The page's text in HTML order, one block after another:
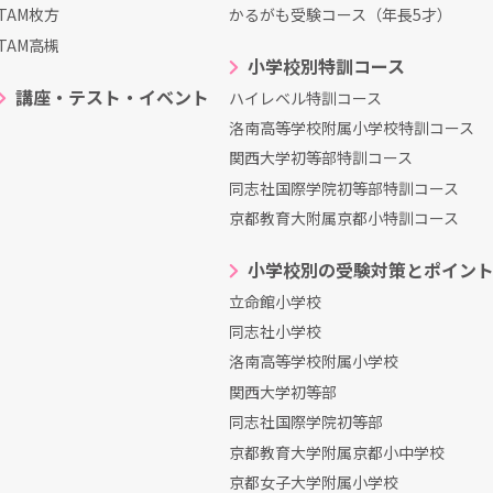
枚方
高槻
講座・テスト・イベント
かるがも受験コース（年長5才）
小学校別特訓コース
ハイレベル特訓コース
洛南高等学校附属小学校特訓コース
関西大学初等部特訓コース
同志社国際学院初等部特訓コース
京都教育大附属京都小特訓コース
小学校別の受験対策とポイント
立命館小学校
同志社小学校
洛南高等学校附属小学校
関西大学初等部
同志社国際学院初等部
京都教育大学附属京都小中学校
京都女子大学附属小学校